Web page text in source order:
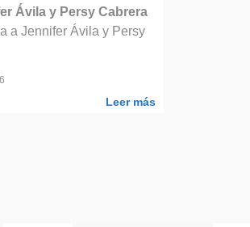
Ávila y Persy Cabrera
a Jennifer Ávila y Persy
Leer más